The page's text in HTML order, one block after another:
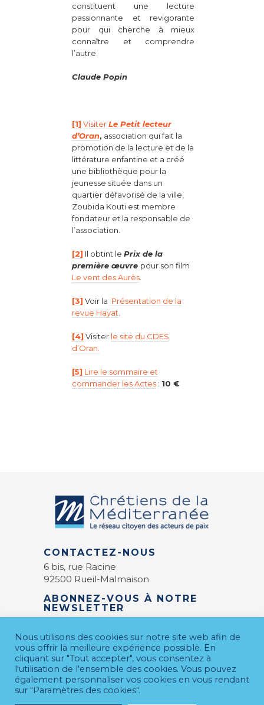
constituent une lecture
passionnante et revigorante
pour qui cherche à mieux
connaître et comprendre
l’autre.
Claude Popin
[1] VisiterLe Petit lecteur
d’Oran, association qui fait la
promotion de la lecture et de la
littérature enfantine et a créé
une bibliothèque pour la
jeunesse située dans un
quartier défavorisé de la ville.
Zoubida Kouti est membre
fondateur et la responsable de
l’association.
[2] Il obtint lePrix de la
première œuvre pour son film
Le vent des Aurès
[3] Voir la Présentation de la
revue Hayat
[4] Visiter le site du CDES
d’Oran.
[5] Lire le sommaire et
commander les Actes : 10 €
CONTACTEZ-NOUS
6 bis, rue Racine
92500 Rueil-Malmaison
ABONNEZ-VOUS À NOTRE
NEWSLETTER
E-mail*
Nous utilisons des cookies sur notre site web afin de
vous offrir la meilleure expérience possible. En
cliquant sur "Tout accepter", vous consentez à
l'utilisation de l'ensemble des cookies. Vous pouvez
également personnaliser vos cookies en vous rendant
sur "Paramètres des cookies".